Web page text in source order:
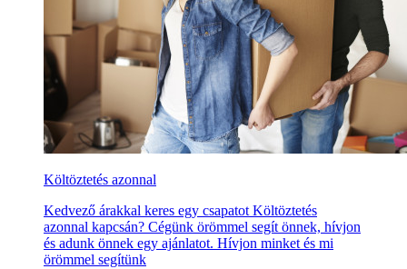
Költöztetés azonnal
Kedvező árakkal keres egy csapatot Költöztetés
azonnal kapcsán? Cégünk örömmel segít önnek, hívjon
és adunk önnek egy ajánlatot. Hívjon minket és mi
örömmel segítünk